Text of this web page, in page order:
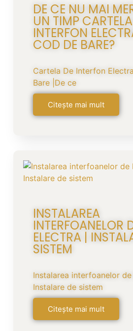
DE CE NU MAI
UN TIMP
INTERFON
COD DE BARE?
Cartela De Interfon
Bare |De ce
Citește mai mult
INSTALAREA
INTERFOANELOR
ELECTRA |
SISTEM
Instalarea interfoanelor de
Instalare de sistem
Citește mai mult